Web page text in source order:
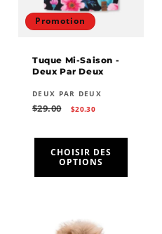
Promotion
Tuque Mi-Saison -
Deux Par Deux
Fournisseur :
DEUX PAR DEUX
Prix
$29.00
Prix
$20.30
CHOISIR DES
OPTIONS